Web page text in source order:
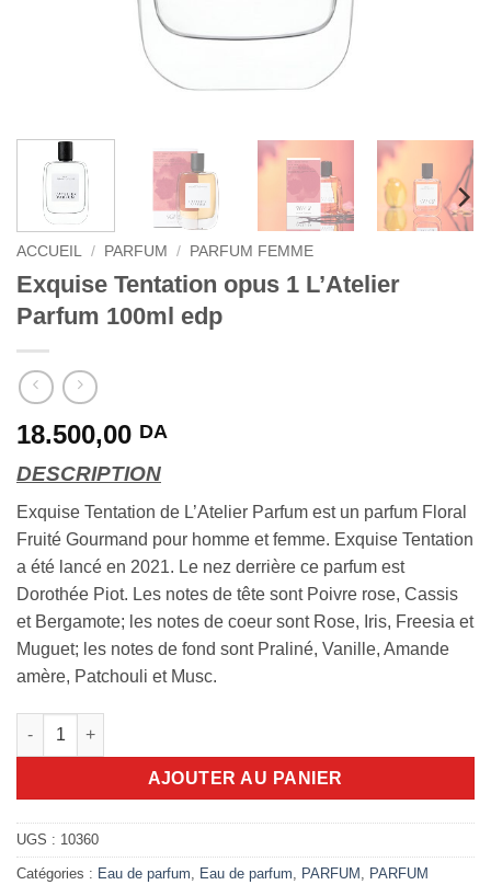
ACCUEIL / PARFUM / PARFUM FEMME
Exquise Tentation opus 1 L’Atelier
Parfum 100ml edp
18.500,00 DA
DESCRIPTION
Exquise Tentation de L’Atelier Parfum est un parfum Floral
Fruité Gourmand pour homme et femme. Exquise Tentation
a été lancé en 2021. Le nez derrière ce parfum est
Dorothée Piot. Les notes de tête sont Poivre rose, Cassis
et Bergamote; les notes de coeur sont Rose, Iris, Freesia et
Muguet; les notes de fond sont Praliné, Vanille, Amande
amère, Patchouli et Musc.
quantité de Exquise Tentation opus 1 L'Atelier Parfum 100ml
AJOUTER AU PANIER
UGS : 10360
Catégories : Eau de parfum Eau de parfum PARFUM
PARFUM